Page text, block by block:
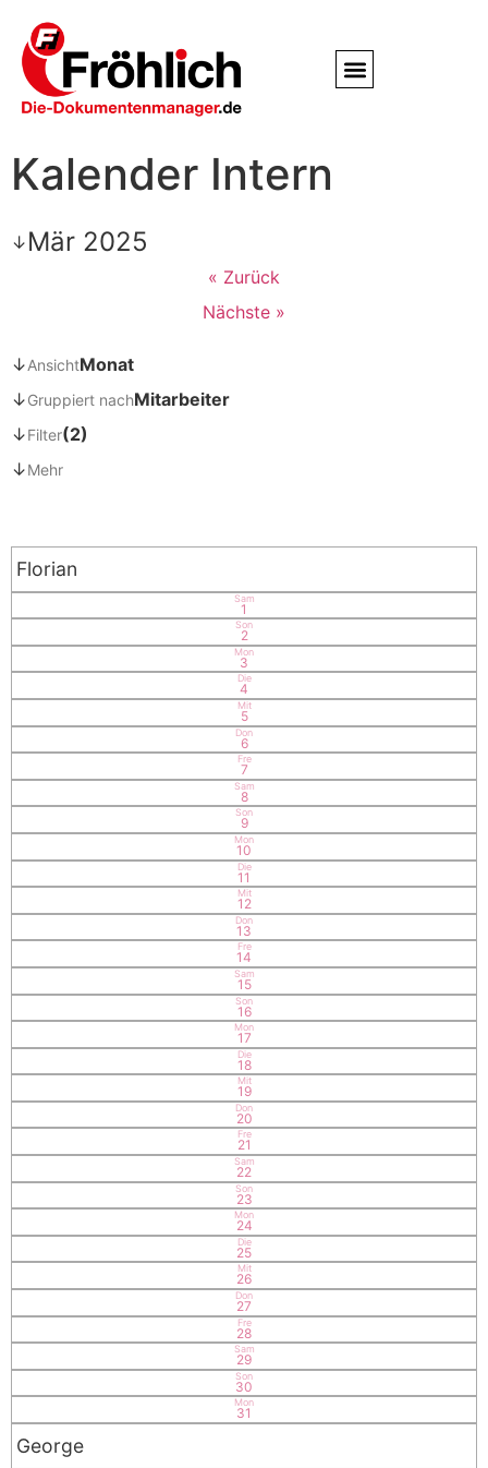
Kalender Intern
↓ Mär 2025
« Zurück
Nächste »
↓AnsichtMonat
↓Gruppiert nachMitarbeiter
↓Filter(2)
↓Mehr
Florian
Sam
1
Son
2
Mon
3
Die
4
Mit
5
Don
6
Fre
7
Sam
8
Son
9
Mon
10
Die
11
Mit
12
Don
13
Fre
14
Sam
15
Son
16
Mon
17
Die
18
Mit
19
Don
20
Fre
21
Sam
22
Son
23
Mon
24
Die
25
Mit
26
Don
27
Fre
28
Sam
29
Son
30
Mon
31
George